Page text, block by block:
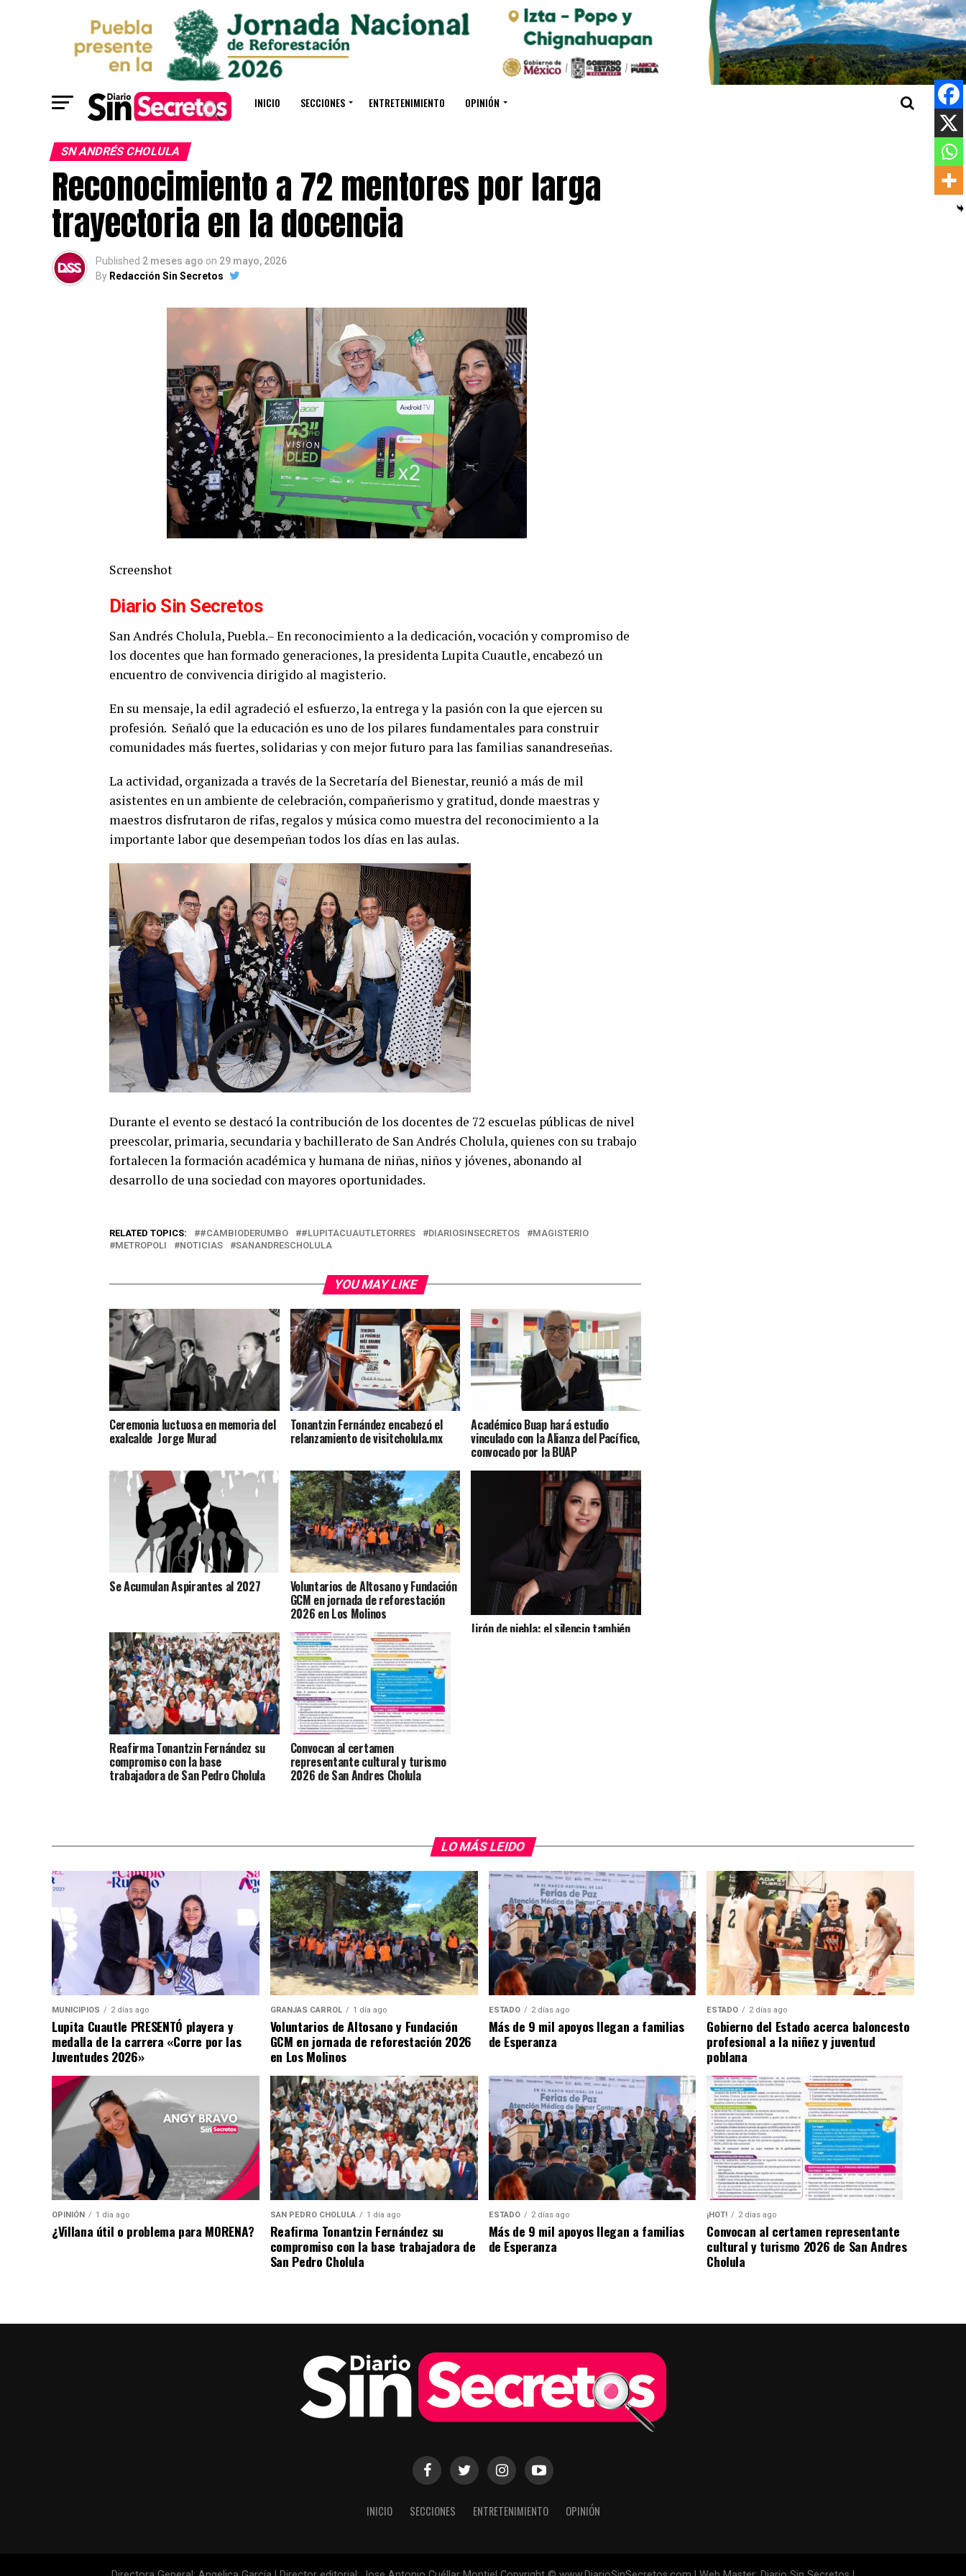
INICIO SECCIONES ENTRETENIMIENTO OPINIÓN
SN ANDRÉS CHOLULA
Reconocimiento a 72 mentores por larga
trayectoria en la docencia
Published 2 meses ago on 29 mayo, 2026
By Redacción Sin Secretos
Screenshot
Diario Sin Secretos
San Andrés Cholula, Puebla.– En reconocimiento a la dedicación, vocación y compromiso de
los docentes que han formado generaciones, la presidenta Lupita Cuautle, encabezó un
encuentro de convivencia dirigido al magisterio.
En su mensaje, la edil agradeció el esfuerzo, la entrega y la pasión con la que ejercen su
profesión. Señaló que la educación es uno de los pilares fundamentales para construir
comunidades más fuertes, solidarias y con mejor futuro para las familias sanandreseñas.
La actividad, organizada a través de la Secretaría del Bienestar, reunió a más de mil
asistentes en un ambiente de celebración, compañerismo y gratitud, donde maestras y
maestros disfrutaron de rifas, regalos y música como muestra del reconocimiento a la
importante labor que desempeñan todos los días en las aulas.
Durante el evento se destacó la contribución de los docentes de 72 escuelas públicas de nivel
preescolar, primaria, secundaria y bachillerato de San Andrés Cholula, quienes con su trabajo
fortalecen la formación académica y humana de niñas, niños y jóvenes, abonando al
desarrollo de una sociedad con mayores oportunidades.
RELATED TOPICS: #CAMBIODERUMBO #LUPITACUAUTLETORRES DIARIOSINSECRETOS
MAGISTERIO
METROPOLI
NOTICIAS SANANDRESCHOLULA
YOU MAY LIKE
Ceremonia luctuosa en memoria del
exalcalde Jorge Murad
Tonantzin Fernández encabezó el
relanzamiento de visitcholula.mx
Académico Buap hará estudio
vinculado con la Alianza del Pacífico,
convocado por la BUAP
Se Acumulan Aspirantes al 2027 Voluntarios de Altosano y Fundación
GCM en jornada de reforestación
2026 en Los Molinos
Jirón de niebla: el silencio también
Reafirma Tonantzin Fernández su
compromiso con la base
trabajadora de San Pedro Cholula
Convocan al certamen
representante cultural y turismo
2026 de San Andres Cholula
LO MÁS LEIDO
MUNICIPIOS 2 días ago
Lupita Cuautle PRESENTÓ playera y
medalla de la carrera «Corre por las
Juventudes 2026»
GRANJAS CARROL 1 día ago
Voluntarios de Altosano y Fundación
GCM en jornada de reforestación 2026
en Los Molinos
ESTADO 2 días ago
Más de 9 mil apoyos llegan a familias
de Esperanza
ESTADO 2 días ago
Gobierno del Estado acerca baloncesto
profesional a la niñez y juventud
poblana
OPINIÓN 1 día ago
¿Villana útil o problema para MORENA?
SAN PEDRO CHOLULA 1 día ago
Reafirma Tonantzin Fernández su
compromiso con la base trabajadora de
San Pedro Cholula
ESTADO 2 días ago
Más de 9 mil apoyos llegan a familias
de Esperanza
¡HOT! 2 días ago
Convocan al certamen representante
cultural y turismo 2026 de San Andres
Cholula
INICIO SECCIONES ENTRETENIMIENTO OPINIÓN